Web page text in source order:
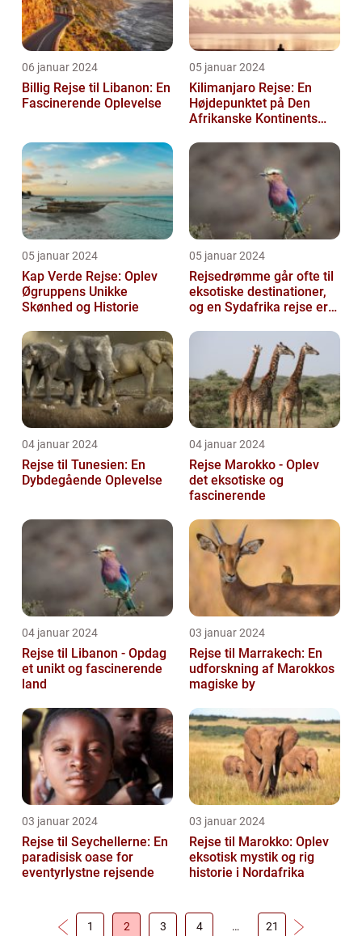
06 januar 2024
Billig Rejse til Libanon: En
Fascinerende Oplevelse
05 januar 2024
Kilimanjaro Rejse: En
Højdepunktet på Den
Afrikanske Kontinents
05 januar 2024
Kap Verde Rejse: Oplev
Øgruppens Unikke
Skønhed og Historie
05 januar 2024
Rejsedrømme går ofte til
eksotiske destinationer,
og en Sydafrika rejse er
ofte...
04 januar 2024
Rejse til Tunesien: En
Dybdegående Oplevelse
04 januar 2024
Rejse Marokko - Oplev
det eksotiske og
fascinerende
04 januar 2024
Rejse til Libanon - Opdag
et unikt og fascinerende
land
03 januar 2024
Rejse til Marrakech: En
udforskning af Marokkos
magiske by
03 januar 2024
Rejse til Seychellerne: En
paradisisk oase for
eventyrlystne rejsende
03 januar 2024
Rejse til Marokko: Oplev
eksotisk mystik og rig
historie i Nordafrika
1 2 3 4 … 21